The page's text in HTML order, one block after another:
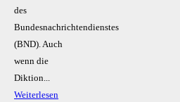
des
Bundesnachrichtendienstes
(BND). Auch
wenn die
Diktion...
Weiterlesen